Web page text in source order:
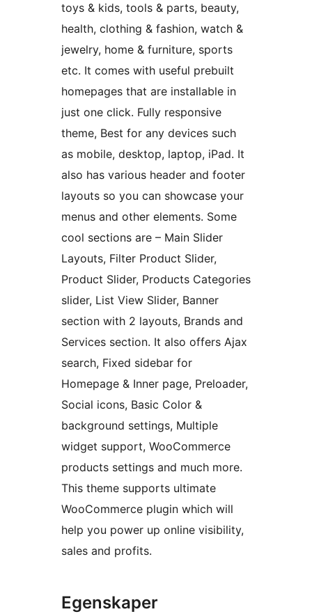
toys & kids, tools & parts, beauty,
health, clothing & fashion, watch &
jewelry, home & furniture, sports
etc. It comes with useful prebuilt
homepages that are installable in
just one click. Fully responsive
theme, Best for any devices such
as mobile, desktop, laptop, iPad. It
also has various header and footer
layouts so you can showcase your
menus and other elements. Some
cool sections are – Main Slider
Layouts, Filter Product Slider,
Product Slider, Products Categories
slider, List View Slider, Banner
section with 2 layouts, Brands and
Services section. It also offers Ajax
search, Fixed sidebar for
Homepage & Inner page, Preloader,
Social icons, Basic Color &
background settings, Multiple
widget support, WooCommerce
products settings and much more.
This theme supports ultimate
WooCommerce plugin which will
help you power up online visibility,
sales and profits.
Egenskaper